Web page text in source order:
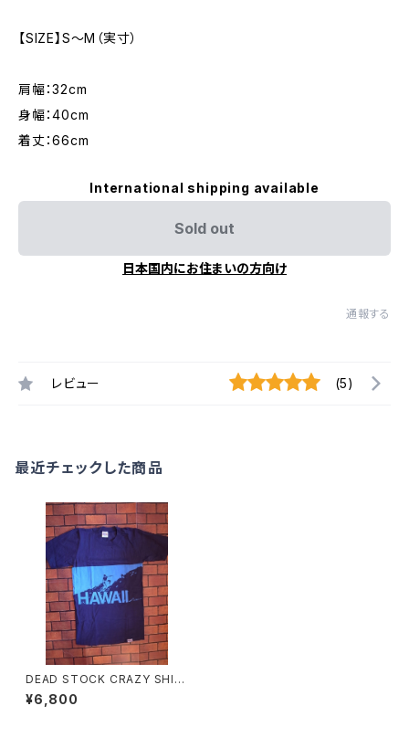
【SIZE】S～M（実寸）
肩幅：32cm
身幅：40cm
着丈：66cm
International shipping available
Sold out
日本国内にお住まいの方向け
通報する
レビュー (5)
最近チェックした商品
DEAD STOCK CRAZY SHIR
TS 70'S HAWAII T-SHIRTS
¥6,800